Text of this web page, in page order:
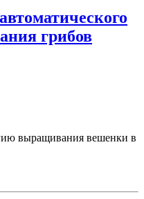
грибов
выращивания вешенки в